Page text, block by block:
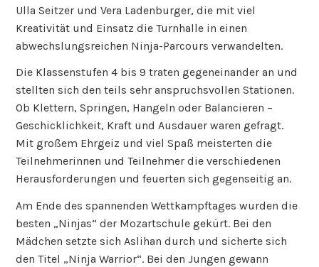
Ulla Seitzer und Vera Ladenburger, die mit viel
Kreativität und Einsatz die Turnhalle in einen
abwechslungsreichen Ninja-Parcours verwandelten.
Die Klassenstufen 4 bis 9 traten gegeneinander an und
stellten sich den teils sehr anspruchsvollen Stationen.
Ob Klettern, Springen, Hangeln oder Balancieren –
Geschicklichkeit, Kraft und Ausdauer waren gefragt.
Mit großem Ehrgeiz und viel Spaß meisterten die
Teilnehmerinnen und Teilnehmer die verschiedenen
Herausforderungen und feuerten sich gegenseitig an.
Am Ende des spannenden Wettkampftages wurden die
besten „Ninjas“ der Mozartschule gekürt. Bei den
Mädchen setzte sich Aslihan durch und sicherte sich
den Titel „Ninja Warrior“. Bei den Jungen gewann